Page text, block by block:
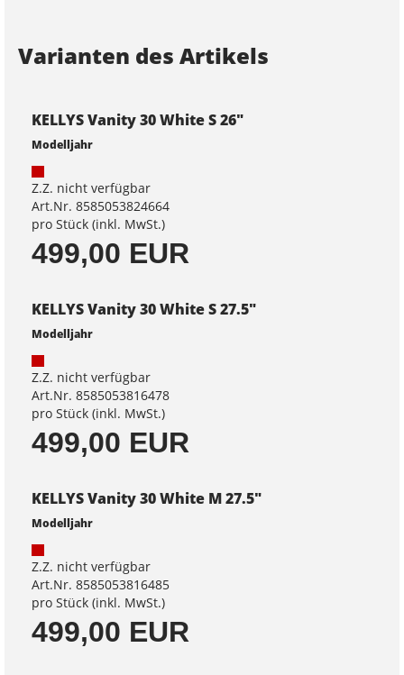
Varianten des Artikels
KELLYS Vanity 30 White S 26"
Modelljahr
Z.Z. nicht verfügbar
Art.Nr. 8585053824664
pro Stück (inkl. MwSt.)
499,00 EUR
KELLYS Vanity 30 White S 27.5"
Modelljahr
Z.Z. nicht verfügbar
Art.Nr. 8585053816478
pro Stück (inkl. MwSt.)
499,00 EUR
KELLYS Vanity 30 White M 27.5"
Modelljahr
Z.Z. nicht verfügbar
Art.Nr. 8585053816485
pro Stück (inkl. MwSt.)
499,00 EUR